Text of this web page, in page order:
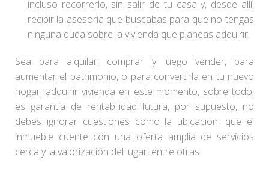
incluso recorrerlo, sin salir de tu casa y, desde allí,
recibir la asesoría que buscabas para que no tengas
ninguna duda sobre la vivienda que planeas adquirir.
Sea para alquilar, comprar y luego vender, para
aumentar el patrimonio, o para convertirla en tu nuevo
hogar, adquirir vivienda en este momento, sobre todo,
es garantía de rentabilidad futura, por supuesto, no
debes ignorar cuestiones como la ubicación, que el
inmueble cuente con una oferta amplia de servicios
cerca y la valorización del lugar, entre otras.